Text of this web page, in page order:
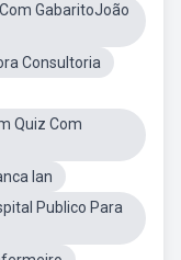
GabaritoJoão
Consultoria
Quiz Com
Ian
Publico Para